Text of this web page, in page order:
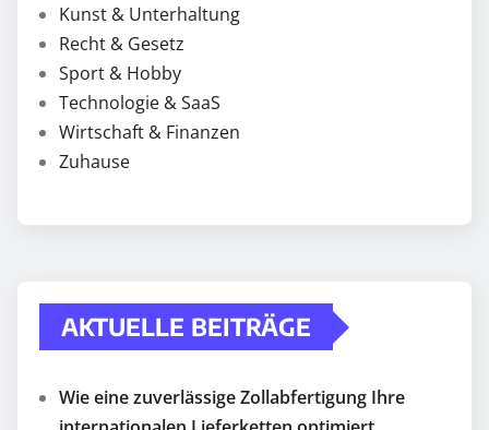
Kunst & Unterhaltung
Recht & Gesetz
Sport & Hobby
Technologie & SaaS
Wirtschaft & Finanzen
Zuhause
AKTUELLE BEITRÄGE
Wie eine zuverlässige Zollabfertigung Ihre